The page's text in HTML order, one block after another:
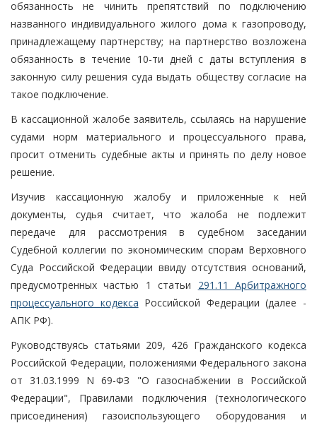
обязанность не чинить препятствий по подключению
названного индивидуального жилого дома к газопроводу,
принадлежащему партнерству; на партнерство возложена
обязанность в течение 10-ти дней с даты вступления в
законную силу решения суда выдать обществу согласие на
такое подключение.
В кассационной жалобе заявитель, ссылаясь на нарушение
судами норм материального и процессуального права,
просит отменить судебные акты и принять по делу новое
решение.
Изучив кассационную жалобу и приложенные к ней
документы, судья считает, что жалоба не подлежит
передаче для рассмотрения в судебном заседании
Судебной коллегии по экономическим спорам Верховного
Суда Российской Федерации ввиду отсутствия оснований,
предусмотренных частью 1 статьи 291.11 Арбитражного
процессуального кодекса Российской Федерации (далее -
АПК РФ).
Руководствуясь статьями 209, 426 Гражданского кодекса
Российской Федерации, положениями Федерального закона
от 31.03.1999 N 69-ФЗ "О газоснабжении в Российской
Федерации", Правилами подключения (технологического
присоединения) газоиспользующего оборудования и